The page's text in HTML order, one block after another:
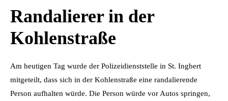
Randalierer in der
Kohlenstraße
Am heutigen Tag wurde der Polizeidienststelle in St. Ingbert
mitgeteilt, dass sich in der Kohlenstraße eine randalierende
Person aufhalten würde. Die Person würde vor Autos springen,